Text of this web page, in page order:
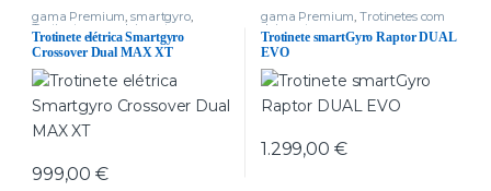
gama Premium,smartgyro,
Trotinetes com dois motores
Trotinetes delivery
Trotinete elétrica Smartgyro
Crossover Dual MAX XT
999,00€
gama Premium,Trotinetes com
dois motores
Trotinete smartGyro Raptor DUAL
EVO
1.299,00 €